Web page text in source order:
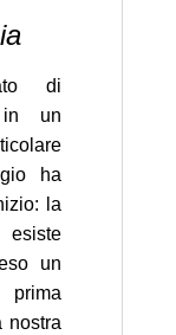
di
in un
ha
la
esiste
un
nostra